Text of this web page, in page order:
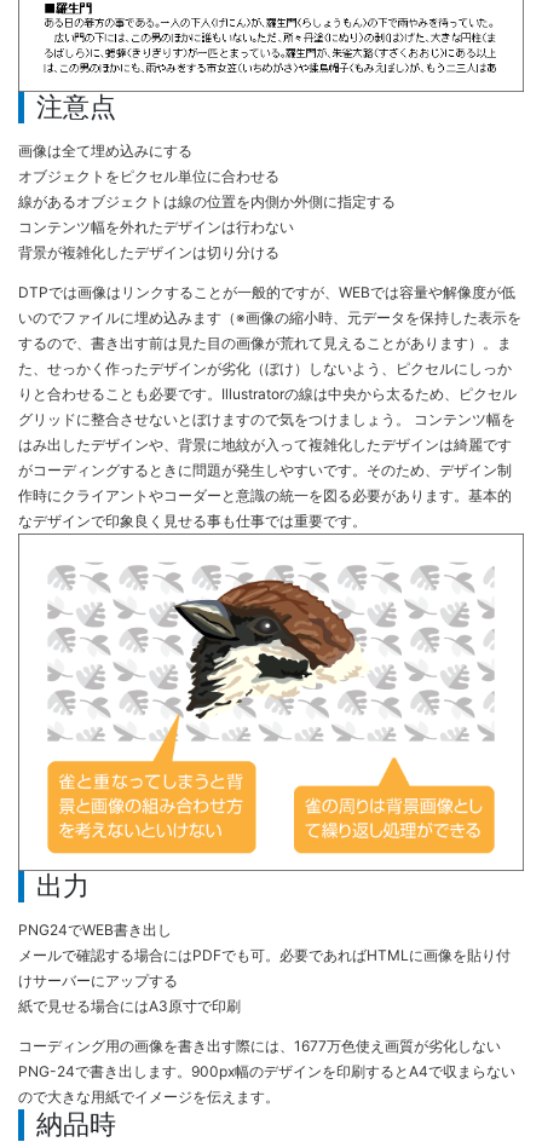
注意点
画像は全て埋め込みにする
オブジェクトをピクセル単位に合わせる
線があるオブジェクトは線の位置を内側か外側に指定する
コンテンツ幅を外れたデザインは行わない
背景が複雑化したデザインは切り分ける
DTPでは画像はリンクすることが一般的ですが、WEBでは容量や解像度が低
いのでファイルに埋め込みます（※画像の縮小時、元データを保持した表示を
するので、書き出す前は見た目の画像が荒れて見えることがあります）。ま
た、せっかく作ったデザインが劣化（ぼけ）しないよう、ピクセルにしっか
りと合わせることも必要です。Illustratorの線は中央から太るため、ピクセル
グリッドに整合させないとぼけますので気をつけましょう。 コンテンツ幅を
はみ出したデザインや、背景に地紋が入って複雑化したデザインは綺麗です
がコーディングするときに問題が発生しやすいです。そのため、デザイン制
作時にクライアントやコーダーと意識の統一を図る必要があります。基本的
なデザインで印象良く見せる事も仕事では重要です。
出力
PNG24でWEB書き出し
メールで確認する場合にはPDFでも可。必要であればHTMLに画像を貼り付
けサーバーにアップする
紙で見せる場合にはA3原寸で印刷
コーディング用の画像を書き出す際には、1677万色使え画質が劣化しない
PNG-24で書き出します。900px幅のデザインを印刷するとA4で収まらない
ので大きな用紙でイメージを伝えます。
納品時